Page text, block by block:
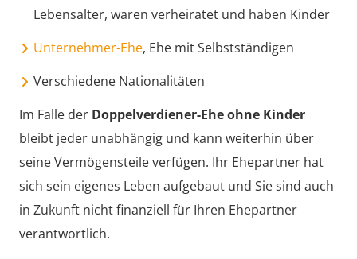
Lebensalter, waren verheiratet und haben Kinder
Unternehmer-Ehe, Ehe mit Selbstständigen
Verschiedene Nationalitäten
Im Falle der Doppelverdiener-Ehe ohne Kinder
bleibt jeder unabhängig und kann weiterhin über
seine Vermögensteile verfügen. Ihr Ehepartner hat
sich sein eigenes Leben aufgebaut und Sie sind auch
in Zukunft nicht finanziell für Ihren Ehepartner
verantwortlich.